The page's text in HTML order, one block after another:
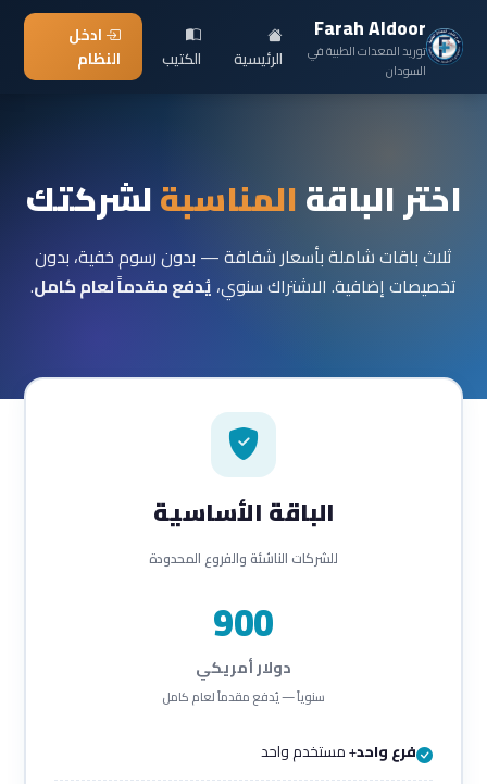
Farah Aldoor
توريد المعدات الطبية في
السودان
الرئيسية الكتيب
ادخل
النظام
اختر الباقةالمناسبةلشركتك
ثلاث باقات شاملة بأسعار شفافة — بدون رسوم خفية، بدون
تخصيصات إضافية. الاشتراك سنوي، يُدفع مقدماً لعام كامل.
الباقة الأساسية
للشركات الناشئة والفروع المحدودة
900
دولار أمريكي
سنوياً — يُدفع مقدماً لعام كامل
فرع واحد+ مستخدم واحد